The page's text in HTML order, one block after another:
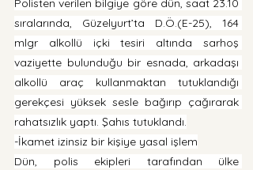
Polisten verilen bilgiye göre dün, saat 23.10
sıralarında, Güzelyurt’ta D.Ö.(E-25), 164
mlgr alkollü içki tesiri altında sarhoş
vaziyette bulunduğu bir esnada, arkadaşı
alkollü araç kullanmaktan tutuklandığı
gerekçesi yüksek sesle bağırıp çağırarak
rahatsızlık yaptı. Şahıs tutuklandı.
-İkamet izinsiz bir kişiye yasal işlem
Dün, polis ekipleri tarafından ülke